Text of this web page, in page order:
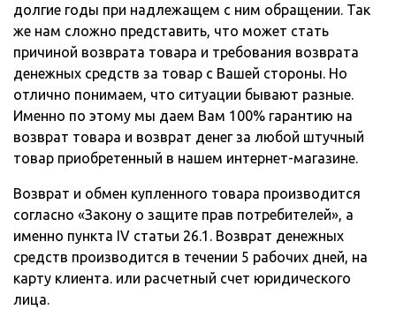
долгие годы при надлежащем с ним обращении. Так
же нам сложно представить, что может стать
причиной возврата товара и требования возврата
денежных средств за товар с Вашей стороны. Но
отлично понимаем, что ситуации бывают разные.
Именно по этому мы даем Вам 100% гарантию на
возврат товара и возврат денег за любой штучный
товар приобретенный в нашем интернет-магазине.
Возврат и обмен купленного товара производится
согласно «Закону о защите прав потребителей», а
именно пункта IV статьи 26.1. Возврат денежных
средств производится в течении 5 рабочих дней, на
карту клиента. или расчетный счет юридического
лица.